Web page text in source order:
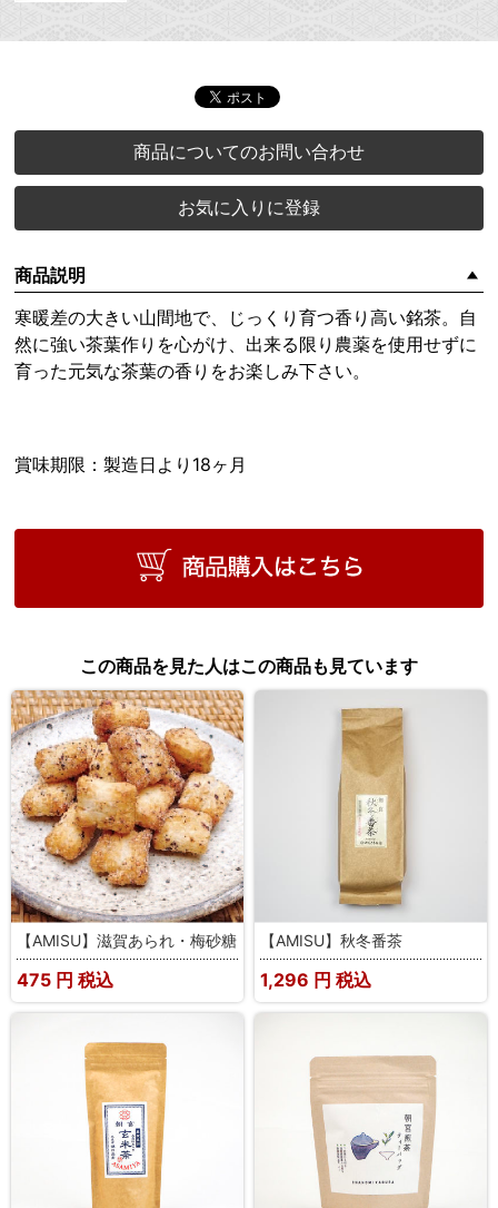
商品についてのお問い合わせ
お気に入りに登録
商品説明
寒暖差の大きい山間地で、じっくり育つ香り高い銘茶。自
然に強い茶葉作りを心がけ、出来る限り農薬を使用せずに
育った元気な茶葉の香りをお楽しみ下さい。
賞味期限：製造日より18ヶ月
この商品を見た人はこの商品も見ています
【AMISU】滋賀あられ・梅砂糖
475 円 税込
【AMISU】秋冬番茶
1,296 円 税込